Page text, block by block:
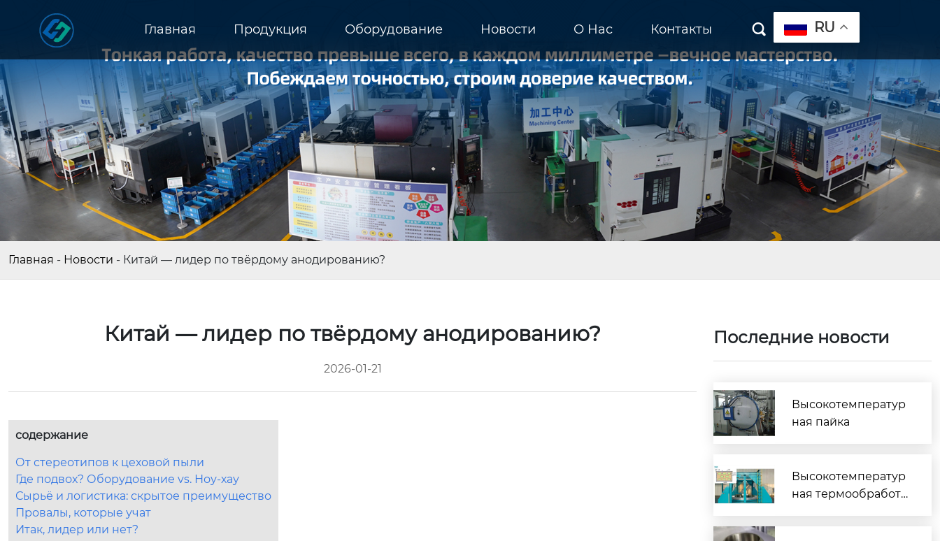
Главная Продукция Оборудование Новости О Hас Контакты  RU
Главная - Новости - Китай — лидер по твёрдому анодированию?
Китай — лидер по твёрдому анодированию?
2026-01-21
содержание
От стереотипов к цеховой пыли
Где подвох? Оборудование vs. Ноу-хау
Сырьё и логистика: скрытое преимущество
Провалы, которые учат
Итак, лидер или нет?
Последние новости
Высокотемператур
ная пайка
Высокотемператур
ная термообработк